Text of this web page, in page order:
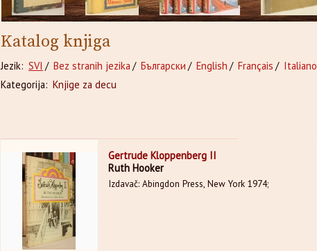
Katalog knjiga
Jezik: SVI / Bez stranih jezika / Български / English / Français / Italiano
Kategorija: Knjige za decu
Gertrude Kloppenberg II
Ruth Hooker
Izdavač: Abingdon Press, New York 1974;